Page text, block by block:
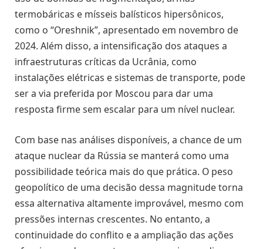
termobáricas e mísseis balísticos hipersônicos,
como o “Oreshnik”, apresentado em novembro de
2024. Além disso, a intensificação dos ataques a
infraestruturas críticas da Ucrânia, como
instalações elétricas e sistemas de transporte, pode
ser a via preferida por Moscou para dar uma
resposta firme sem escalar para um nível nuclear.
Com base nas análises disponíveis, a chance de um
ataque nuclear da Rússia se manterá como uma
possibilidade teórica mais do que prática. O peso
geopolítico de uma decisão dessa magnitude torna
essa alternativa altamente improvável, mesmo com
pressões internas crescentes. No entanto, a
continuidade do conflito e a ampliação das ações